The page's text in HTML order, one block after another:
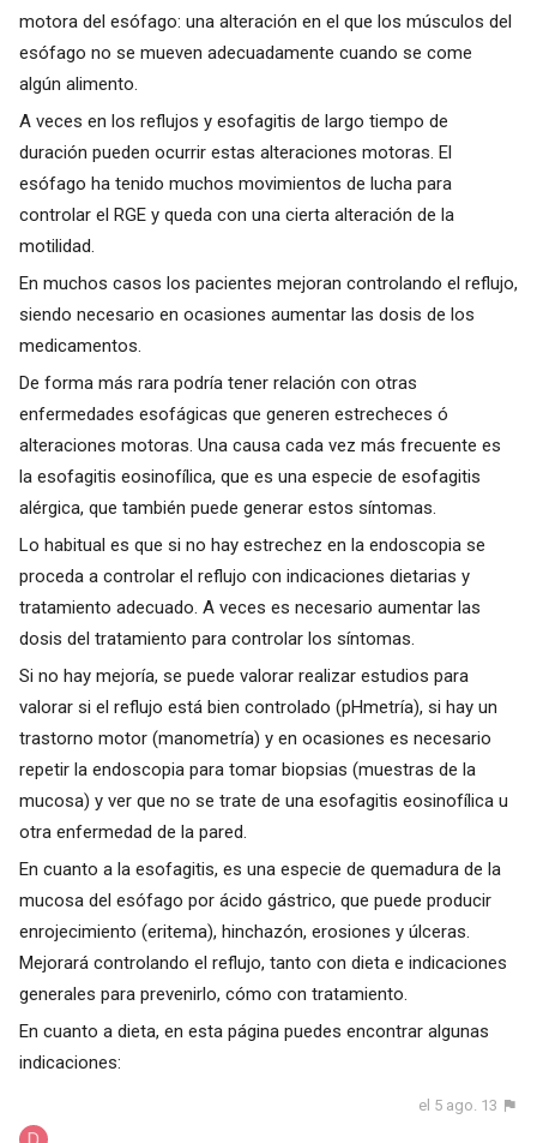
motora del esófago: una alteración en el que los músculos del
esófago no se mueven adecuadamente cuando se come
algún alimento.
A veces en los reflujos y esofagitis de largo tiempo de
duración pueden ocurrir estas alteraciones motoras. El
esófago ha tenido muchos movimientos de lucha para
controlar el RGE y queda con una cierta alteración de la
motilidad.
En muchos casos los pacientes mejoran controlando el reflujo,
siendo necesario en ocasiones aumentar las dosis de los
medicamentos.
De forma más rara podría tener relación con otras
enfermedades esofágicas que generen estrecheces ó
alteraciones motoras. Una causa cada vez más frecuente es
la esofagitis eosinofílica, que es una especie de esofagitis
alérgica, que también puede generar estos síntomas.
Lo habitual es que si no hay estrechez en la endoscopia se
proceda a controlar el reflujo con indicaciones dietarias y
tratamiento adecuado. A veces es necesario aumentar las
dosis del tratamiento para controlar los síntomas.
Si no hay mejoría, se puede valorar realizar estudios para
valorar si el reflujo está bien controlado (pHmetría), si hay un
trastorno motor (manometría) y en ocasiones es necesario
repetir la endoscopia para tomar biopsias (muestras de la
mucosa) y ver que no se trate de una esofagitis eosinofílica u
otra enfermedad de la pared.
En cuanto a la esofagitis, es una especie de quemadura de la
mucosa del esófago por ácido gástrico, que puede producir
enrojecimiento (eritema), hinchazón, erosiones y úlceras.
Mejorará controlando el reflujo, tanto con dieta e indicaciones
generales para prevenirlo, cómo con tratamiento.
En cuanto a dieta, en esta página puedes encontrar algunas
indicaciones:
el 5 ago. 13